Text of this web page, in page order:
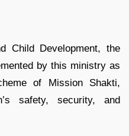
Child Development, the
by this ministry as
of Mission Shakti,
safety, security, and